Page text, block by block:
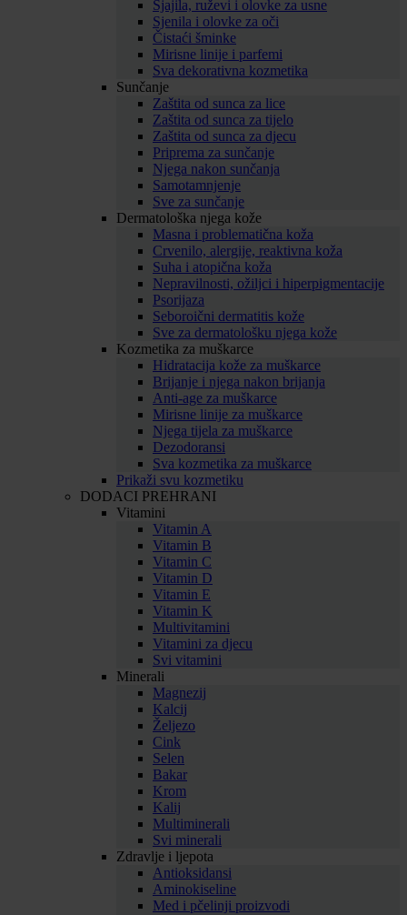
Sjajila, ruževi i olovke za usne
Sjenila i olovke za oči
Čistaći šminke
Mirisne linije i parfemi
Sva dekorativna kozmetika
Sunčanje
Zaštita od sunca za lice
Zaštita od sunca za tijelo
Zaštita od sunca za djecu
Priprema za sunčanje
Njega nakon sunčanja
Samotamnjenje
Sve za sunčanje
Dermatološka njega kože
Masna i problematična koža
Crvenilo, alergije, reaktivna koža
Suha i atopična koža
Nepravilnosti, ožiljci i hiperpigmentacije
Psorijaza
Seboroični dermatitis kože
Sve za dermatološku njega kože
Kozmetika za muškarce
Hidratacija kože za muškarce
Brijanje i njega nakon brijanja
Anti-age za muškarce
Mirisne linije za muškarce
Njega tijela za muškarce
Dezodoransi
Sva kozmetika za muškarce
Prikaži svu kozmetiku
DODACI PREHRANI
Vitamini
Vitamin A
Vitamin B
Vitamin C
Vitamin D
Vitamin E
Vitamin K
Multivitamini
Vitamini za djecu
Svi vitamini
Minerali
Magnezij
Kalcij
Željezo
Cink
Selen
Bakar
Krom
Kalij
Multiminerali
Svi minerali
Zdravlje i ljepota
Antioksidansi
Aminokiseline
Med i pčelinji proizvodi